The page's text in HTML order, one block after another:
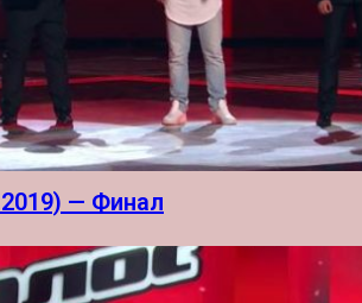
— Финал